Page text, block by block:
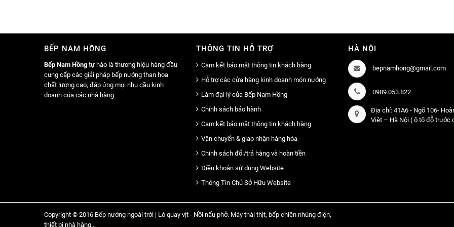
BẾP NAM HỒNG
Bếp Nam Hồng tự hào là thương hiệu hàng đầu
cung cấp các giải pháp bếp nướng than hoa
chất lượng cao, đáp ứng mọi nhu cầu kinh
doanh của các nhà hàng
THÔNG TIN HỖ TRỢ
Cam kết bảo mật thông tin khách hàng
Hỗ trợ các cửa hàng kinh doanh món nướng
Làm đại lý của Bếp Nam Hồng
Chính sách bảo hành
Cam kết bảo mật thông tin khách hàng
Vận chuyển & giao nhận hàng hóa
Chính sách đổi/trả hàng và hoàn tiền
Điều khoản sử dụng Website
Thông Tin Chủ Sở Hữu Website
HÀ NỘI
bepnamhong@gmail.com
0989.053.822
Địa chỉ: 41A6 - Ngõ 106-
Việt – Hà Nội ( ô tô đỗ trước
Copyright © 2016 Bếp nướng ngoài trời | Lò quay vịt - Nồi nấu phở. Máy thái thịt, bếp chiên nhúng điện,
thiết bị nhà hàng...